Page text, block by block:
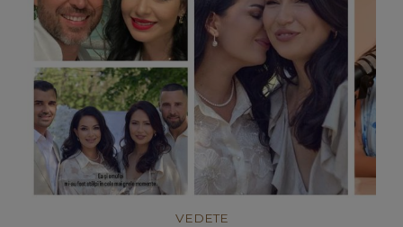
VEDETE